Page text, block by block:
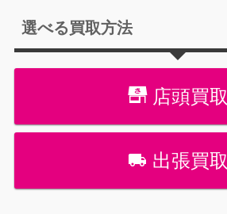
選べる買取方法
店頭買取
出張買取